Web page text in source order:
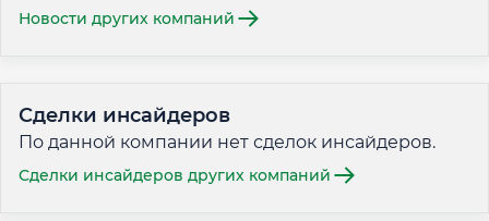
Новости других компаний
Сделки инсайдеров
По данной компании нет сделок инсайдеров.
Сделки инсайдеров других компаний